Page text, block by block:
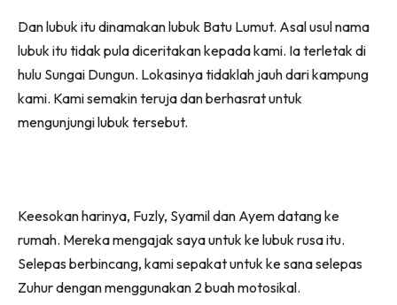
Dan lubuk itu dinamakan lubuk Batu Lumut. Asal usul nama
lubuk itu tidak pula diceritakan kepada kami. Ia terletak di
hulu Sungai Dungun. Lokasinya tidaklah jauh dari kampung
kami. Kami semakin teruja dan berhasrat untuk
mengunjungi lubuk tersebut.
Keesokan harinya, Fuzly, Syamil dan Ayem datang ke
rumah. Mereka mengajak saya untuk ke lubuk rusa itu.
Selepas berbincang, kami sepakat untuk ke sana selepas
Zuhur dengan menggunakan 2 buah motosikal.